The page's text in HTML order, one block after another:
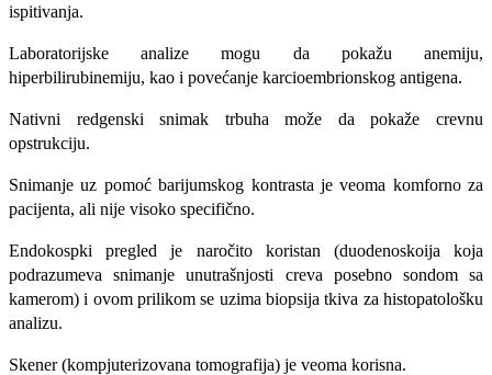
ispitivanja.
Laboratorijske analize mogu da pokažu anemiju,
hiperbilirubinemiju, kao i povećanje karcioembrionskog antigena.
Nativni redgenski snimak trbuha može da pokaže crevnu
opstrukciju.
Snimanje uz pomoć barijumskog kontrasta je veoma komforno za
pacijenta, ali nije visoko specifično.
Endokospki pregled je naročito koristan (duodenoskoija koja
podrazumeva snimanje unutrašnjosti creva posebno sondom sa
kamerom) i ovom prilikom se uzima biopsija tkiva za histopatološku
analizu.
Skener (kompjuterizovana tomografija) je veoma korisna.